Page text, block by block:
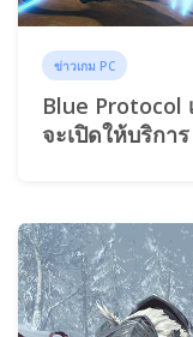
ข่าวเกม PC
Blue Protocol
จะเปิดให้บริกา